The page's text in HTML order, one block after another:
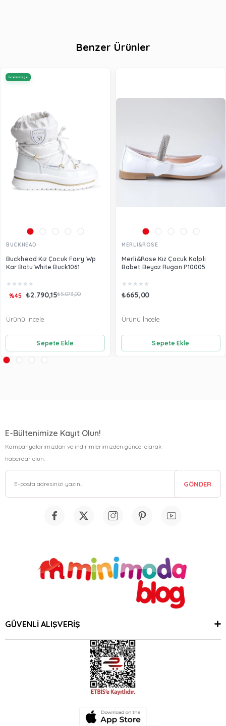
Benzer Ürünler
BUCKHEAD
Buckhead Kız Çocuk Faıry Wp
Kar Botu White Buck1061
★ ★ ★ ★ ★
₺2.790,15₺5.073,00
%45
Sepete Ekle
Ürünü İncele
Ücretsiz Kargo
MERLİ&ROSE
Merli&Rose Kız Çocuk Kalpli
Babet Beyaz Rugan P10005
★ ★ ★ ★ ★
₺665,00
Sepete Ekle
Ürünü İncele
E-Bültenimize Kayıt Olun!
Kampanyalarımızdan ve indirimlerimizden güncel olarak
haberdar olun.
GÖNDER
GÜVENLİ ALIŞVERİŞ